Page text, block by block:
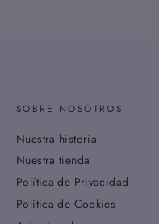
SOBRE NOSOTROS
Nuestra historia
Nuestra tienda
Política de Privacidad
Política de Cookies